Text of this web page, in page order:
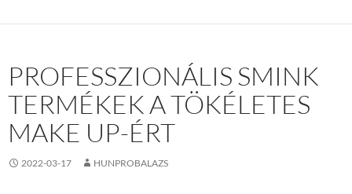
PROFESSZIONÁLIS SMINK
TERMÉKEK A TÖKÉLETES
MAKE UP-ÉRT
2022-03-17 HUNPROBALAZS